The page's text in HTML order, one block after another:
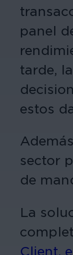
panel
tarde,
estos
sector
de
La
Client,